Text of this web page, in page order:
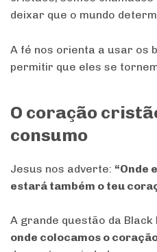
deixar que o mundo
A fé nos orienta a usar os
permitir que eles se
O coração
consumo
Jesus nos adverte: “Onde
estará também o teu
A grande questão da
onde colocamos o